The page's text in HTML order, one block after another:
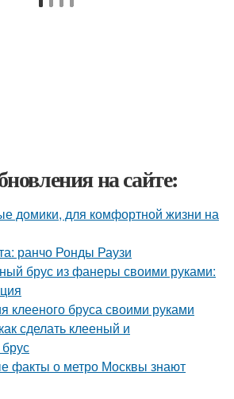
на сайте:
домики, для комфортной жизни на
ранчо Ронды Раузи
брус из фанеры своими руками:
клееного бруса своими руками
сделать клееный и
факты о метро Москвы знают